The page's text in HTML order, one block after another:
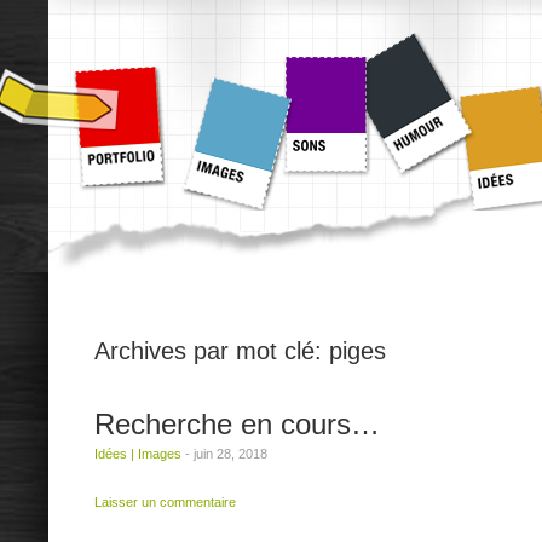
Archives par mot clé: piges
Recherche en cours…
Idées Images - juin 28, 2018
Laisser un commentaire